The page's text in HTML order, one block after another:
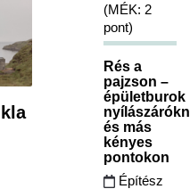
(MÉK: 2
pont)
Rés a
pajzson –
épületburok
és más
kényes
pontokon
Építész